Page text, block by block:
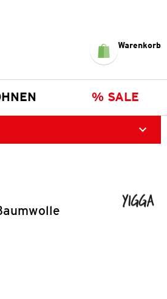
Warenkorb
% SALE